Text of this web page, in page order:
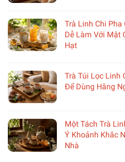
Trà Linh Chi Pha
Dễ Làm Với Mật
Hạt
Trà Túi Lọc Linh
Để Dùng Hằng
Một Tách Trà
Ý Khoảnh Khắc
Nhà